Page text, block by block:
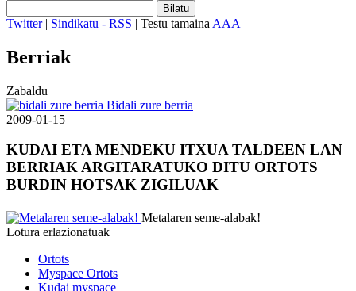
Twitter| Sindikatu - RSS | Testu tamaina AAA
Berriak
Zabaldu
Bidali zure berria
2009-01-15
KUDAI ETA MENDEKU ITXUA TALDEEN LAN
BERRIAK ARGITARATUKO DITU ORTOTS
BURDIN HOTSAK ZIGILUAK
Metalaren seme-alabak!
Lotura erlazionatuak
Ortots
Myspace Ortots
Kudai myspace